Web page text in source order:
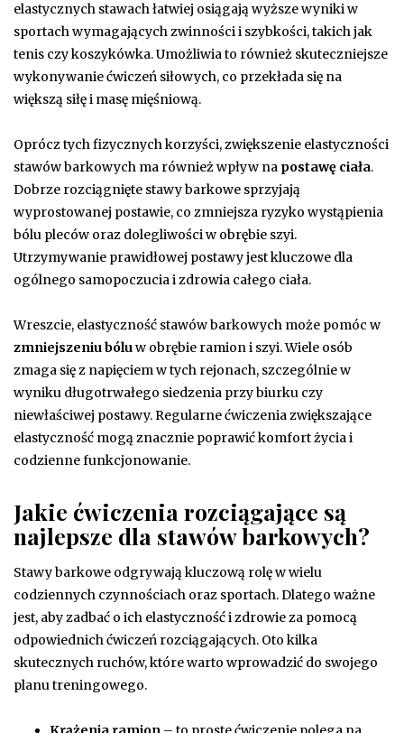
elastycznych stawach łatwiej osiągają wyższe wyniki w
sportach wymagających zwinności i szybkości, takich jak
tenis czy koszykówka. Umożliwia to również skuteczniejsze
wykonywanie ćwiczeń siłowych, co przekłada się na
większą siłę i masę mięśniową.
Oprócz tych fizycznych korzyści, zwiększenie elastyczności
stawów barkowych ma również wpływ na postawę ciała.
Dobrze rozciągnięte stawy barkowe sprzyjają
wyprostowanej postawie, co zmniejsza ryzyko wystąpienia
bólu pleców oraz dolegliwości w obrębie szyi.
Utrzymywanie prawidłowej postawy jest kluczowe dla
ogólnego samopoczucia i zdrowia całego ciała.
Wreszcie, elastyczność stawów barkowych może pomóc w
zmniejszeniu bóluw obrębie ramion i szyi. Wiele osób
zmaga się z napięciem w tych rejonach, szczególnie w
wyniku długotrwałego siedzenia przy biurku czy
niewłaściwej postawy. Regularne ćwiczenia zwiększające
elastyczność mogą znacznie poprawić komfort życia i
codzienne funkcjonowanie.
Jakie ćwiczenia rozciągające są
najlepsze dla stawów barkowych?
Stawy barkowe odgrywają kluczową rolę w wielu
codziennych czynnościach oraz sportach. Dlatego ważne
jest, aby zadbać o ich elastyczność i zdrowie za pomocą
odpowiednich ćwiczeń rozciągających. Oto kilka
skutecznych ruchów, które warto wprowadzić do swojego
planu treningowego.